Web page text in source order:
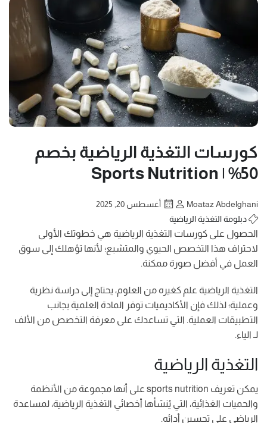
كورسات التغذية الرياضية بخصم
50% | Sports Nutrition
Moataz Abdelghani
أغسطس 20, 2025
دبلومة التغذية الرياضية
الحصول على كورسات التغذية الرياضية هي خطوتك الأولى
لاحتراف هذا التخصص الحيوي والمتشبع؛ لأنها تؤهلك إلى سوق
العمل في أفضل صورة ممكنة.
التغذية الرياضية علم كغيره من العلوم، يحتاج إلى دراسة نظرية
وعملية؛ لذلك فإن الأكاديميات توفر المادة العلمية بجانب
التطبيقات العملية. التي تساعدك على معرفة التخصص من الألف
لـ الياء.
التغذية الرياضية
يمكن تعريف sports nutrition على أنها مجموعة من الأنظمة
والحميات الغذائية، التي يُنشأها أخصائي التغذية الرياضية، لمساعدة
الرياضي على تحسين أدائه.